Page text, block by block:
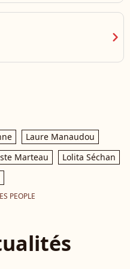
chevron_right
Laure Manaudou
Marteau
Lolita Séchan
PEOPLE